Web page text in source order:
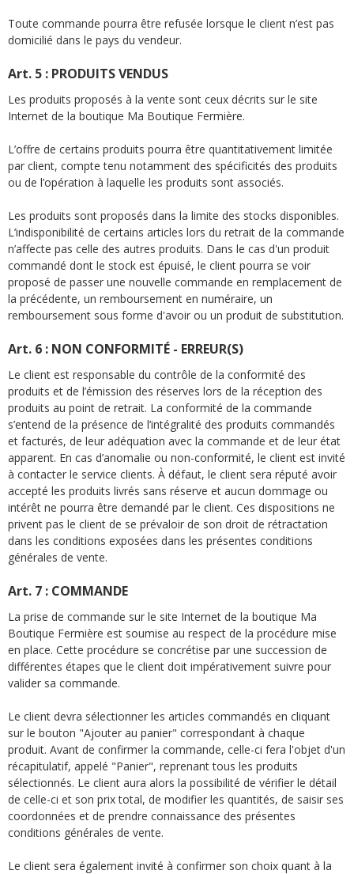
Toute commande pourra être refusée lorsque le client n’est pas
domicilié dans le pays du vendeur.
Art. 5 : PRODUITS VENDUS
Les produits proposés à la vente sont ceux décrits sur le site
Internet de la boutique Ma Boutique Fermière.
L’offre de certains produits pourra être quantitativement limitée
par client, compte tenu notamment des spécificités des produits
ou de l’opération à laquelle les produits sont associés.
Les produits sont proposés dans la limite des stocks disponibles.
L’indisponibilité de certains articles lors du retrait de la commande
n’affecte pas celle des autres produits. Dans le cas d'un produit
commandé dont le stock est épuisé, le client pourra se voir
proposé de passer une nouvelle commande en remplacement de
la précédente, un remboursement en numéraire, un
remboursement sous forme d'avoir ou un produit de substitution.
Art. 6 : NON CONFORMITÉ - ERREUR(S)
Le client est responsable du contrôle de la conformité des
produits et de l’émission des réserves lors de la réception des
produits au point de retrait. La conformité de la commande
s’entend de la présence de l’intégralité des produits commandés
et facturés, de leur adéquation avec la commande et de leur état
apparent. En cas d’anomalie ou non-conformité, le client est invité
à contacter le service clients. À défaut, le client sera réputé avoir
accepté les produits livrés sans réserve et aucun dommage ou
intérêt ne pourra être demandé par le client. Ces dispositions ne
privent pas le client de se prévaloir de son droit de rétractation
dans les conditions exposées dans les présentes conditions
générales de vente.
Art. 7 : COMMANDE
La prise de commande sur le site Internet de la boutique Ma
Boutique Fermière est soumise au respect de la procédure mise
en place. Cette procédure se concrétise par une succession de
différentes étapes que le client doit impérativement suivre pour
valider sa commande.
Le client devra sélectionner les articles commandés en cliquant
sur le bouton "Ajouter au panier" correspondant à chaque
produit. Avant de confirmer la commande, celle-ci fera l'objet d'un
récapitulatif, appelé "Panier", reprenant tous les produits
sélectionnés. Le client aura alors la possibilité de vérifier le détail
de celle-ci et son prix total, de modifier les quantités, de saisir ses
coordonnées et de prendre connaissance des présentes
conditions générales de vente.
Le client sera également invité à confirmer son choix quant à la